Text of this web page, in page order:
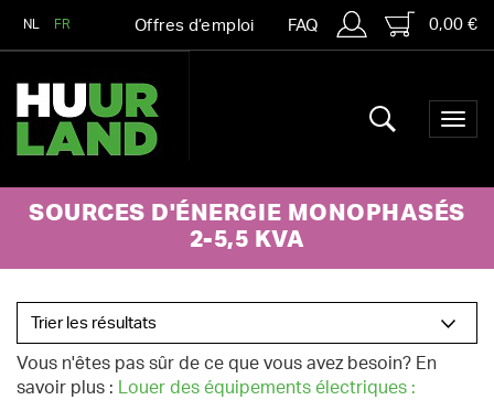
NL FR Offres d’emploi FAQ 0,00 €
SOURCES D'ÉNERGIE MONOPHASÉS
2-5,5 KVA
Vous n'êtes pas sûr de ce que vous avez besoin? En
savoir plus :
Louer des équipements électriques :